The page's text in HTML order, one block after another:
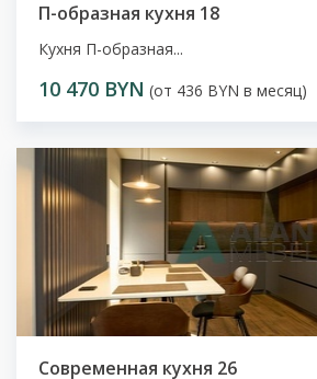
П-образная кухня 18
Кухня П-образная...
10 470 BYN (от 436 BYN в месяц)
Современная кухня 26